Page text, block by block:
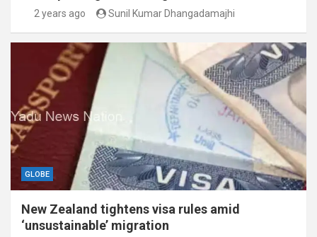
2 years ago Sunil Kumar Dhangadamajhi
GLOBE
New Zealand tightens visa rules amid
‘unsustainable’ migration